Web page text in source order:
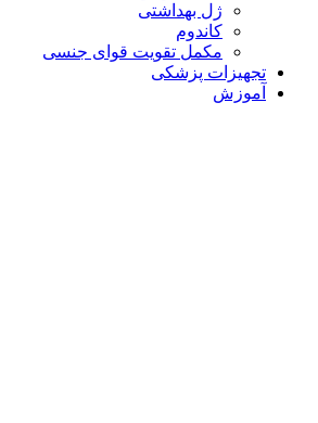
ژل بهداشتی
کاندوم
مکمل تقویت قوای جنسی
تجهیزات پزشکی
آموزش